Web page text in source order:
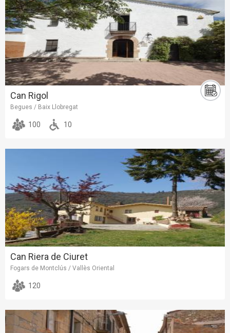
Can Rigol
Begues / Baix Llobregat
100 10
Can Riera de Ciuret
Fogars de Montclús / Vallès Oriental
120